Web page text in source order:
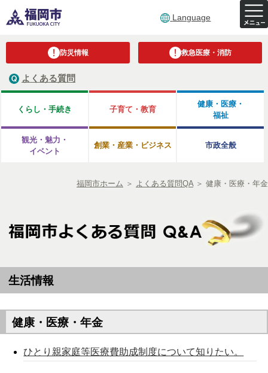
Language
防災情報 救急医療・消防
よくある質問
くらし・手続き 子育て・教育
健康・医療・
福祉
観光・魅力・
イベント
創業・産業・ビジネス 市政全般
福岡市ホーム ＞ よくある質問QA ＞ 健康・医療・年金
生活情報
健康・医療・年金
ひとり親家庭等医療費助成制度について知りたい。